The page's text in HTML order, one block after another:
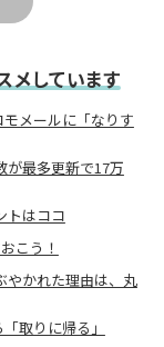
メしています
メールに「なりす
が最多更新で17万
トはココ
こう！
やかれた理由は、丸
取りに帰る」